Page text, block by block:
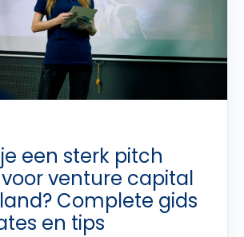
een sterk pitch
venture capital
Complete gids
en tips